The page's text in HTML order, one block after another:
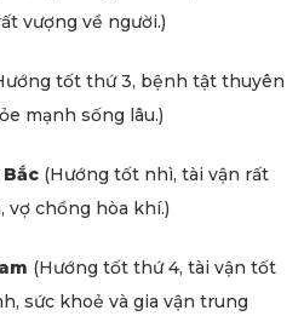
vượng về người.)
tốt thứ 3, bệnh tật thuyên
mạnh sống lâu.)
(Hướng tốt nhì, tài vận rất
vợ chồng hòa khí.)
(Hướng tốt thứ 4, tài vận tốt
sức khoẻ và gia vận trung